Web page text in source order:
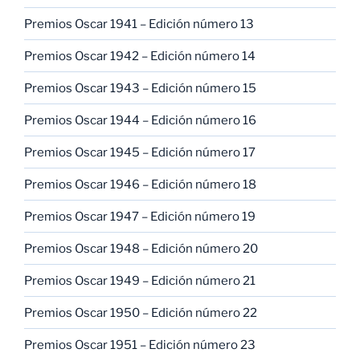
Premios Oscar 1941 – Edición número 13
Premios Oscar 1942 – Edición número 14
Premios Oscar 1943 – Edición número 15
Premios Oscar 1944 – Edición número 16
Premios Oscar 1945 – Edición número 17
Premios Oscar 1946 – Edición número 18
Premios Oscar 1947 – Edición número 19
Premios Oscar 1948 – Edición número 20
Premios Oscar 1949 – Edición número 21
Premios Oscar 1950 – Edición número 22
Premios Oscar 1951 – Edición número 23